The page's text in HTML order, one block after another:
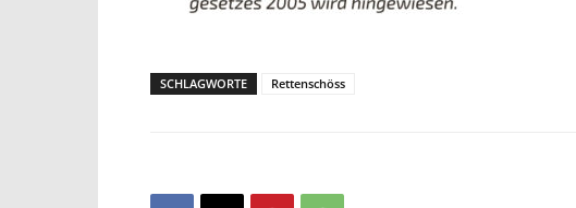
SCHLAGWORTE Rettenschöss